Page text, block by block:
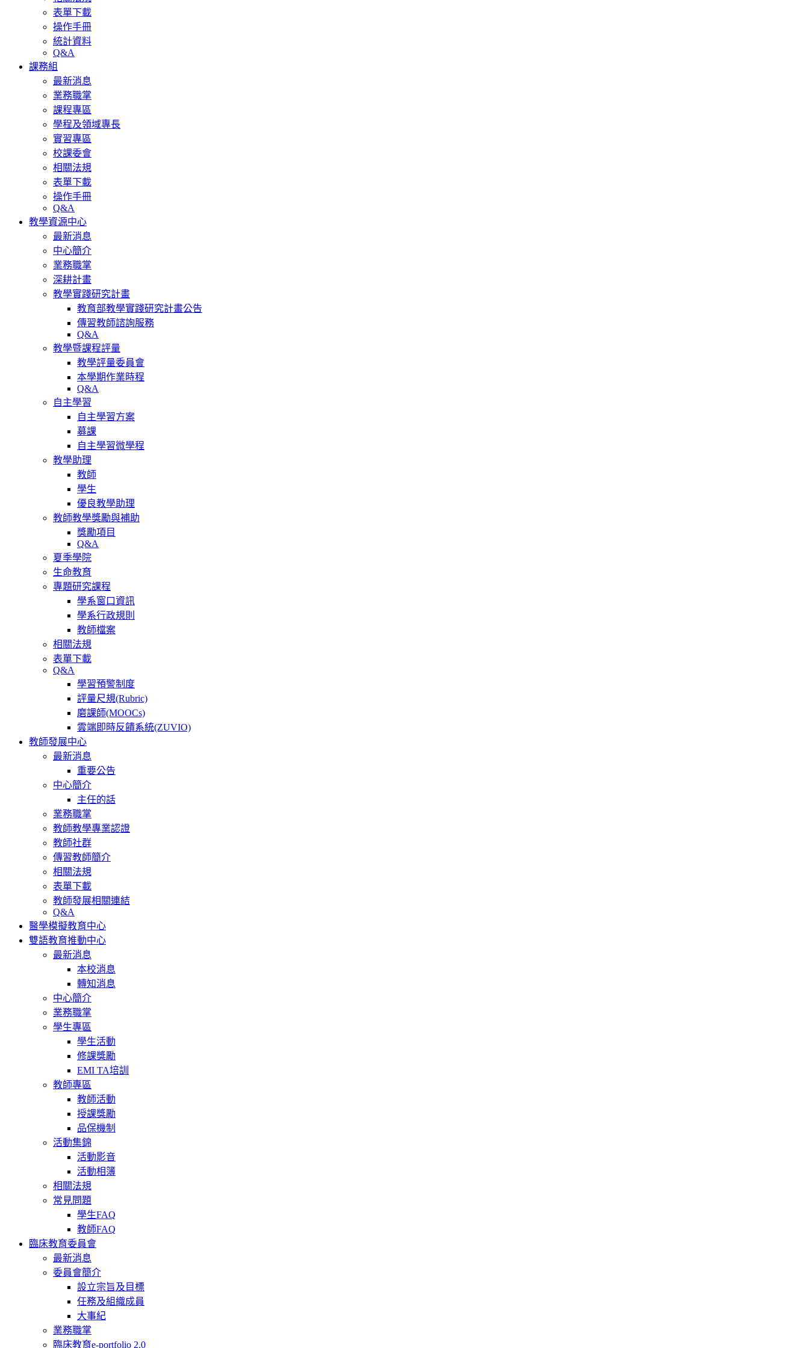
表單下載
操作手冊
統計資料
Q&A
課務組
最新消息
業務職掌
課程專區
學程及領域專長
實習專區
校課委會
相關法規
表單下載
操作手冊
Q&A
教學資源中心
最新消息
中心簡介
業務職掌
深耕計畫
教學實踐研究計畫
教育部教學實踐研究計畫公告
傳習教師諮詢服務
Q&A
教學暨課程評量
教學評量委員會
本學期作業時程
Q&A
自主學習
自主學習方案
募課
自主學習微學程
教學助理
教師
學生
優良教學助理
教師教學獎勵與補助
獎勵項目
Q&A
夏季學院
生命教育
專題研究課程
學系窗口資訊
學系行政規則
教師檔案
相關法規
表單下載
Q&A
學習預警制度
評量尺規(Rubric)
磨課師(MOOCs)
雲端即時反饋系統(ZUVIO)
教師發展中心
最新消息
重要公告
中心簡介
主任的話
業務職掌
教師教學專業認證
教師社群
傳習教師簡介
相關法規
表單下載
教師發展相關連結
Q&A
醫學模擬教育中心
雙語教育推動中心
最新消息
本校消息
轉知消息
中心簡介
業務職掌
學生專區
學生活動
修課獎勵
EMI TA培訓
教師專區
教師活動
授課獎勵
品保機制
活動集錦
活動影音
活動相簿
相關法規
常見問題
學生FAQ
教師FAQ
臨床教育委員會
最新消息
委員會簡介
設立宗旨及目標
任務及組織成員
大事紀
業務職掌
臨床教育e-portfolio 2.0